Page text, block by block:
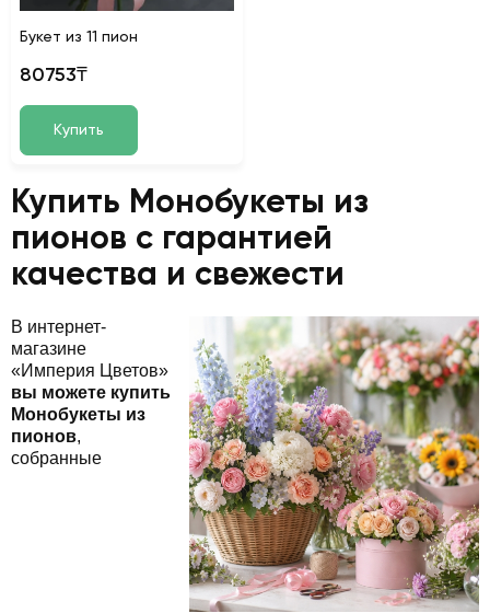
Букет из 11 пион
80753₸
Купить
Купить Монобукеты из
пионов с гарантией
качества и свежести
В интернет-
магазине
«Империя Цветов»
вы можете купить
Монобукеты из
пионов,
собранные